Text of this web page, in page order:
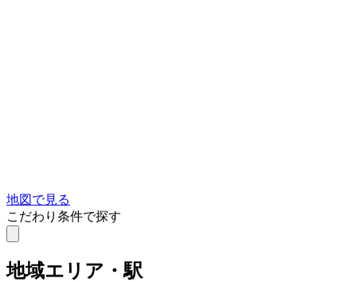
地図で見る
こだわり条件で探す
地域エリア・駅